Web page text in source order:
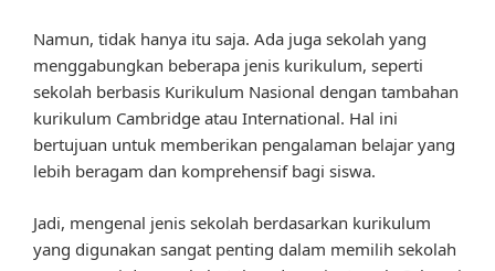
Namun, tidak hanya itu saja. Ada juga sekolah yang
menggabungkan beberapa jenis kurikulum, seperti
sekolah berbasis Kurikulum Nasional dengan tambahan
kurikulum Cambridge atau International. Hal ini
bertujuan untuk memberikan pengalaman belajar yang
lebih beragam dan komprehensif bagi siswa.
Jadi, mengenal jenis sekolah berdasarkan kurikulum
yang digunakan sangat penting dalam memilih sekolah